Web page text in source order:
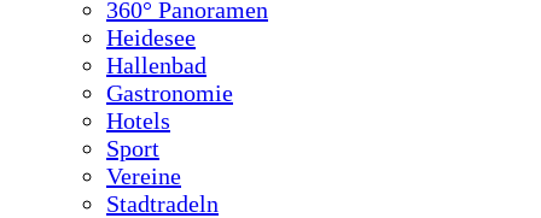
360° Panoramen
Heidesee
Hallenbad
Gastronomie
Hotels
Sport
Vereine
Stadtradeln